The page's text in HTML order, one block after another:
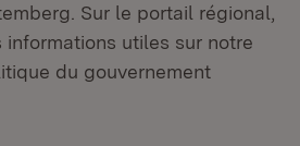
Sur le portail régional,
informations utiles sur notre
du gouvernement